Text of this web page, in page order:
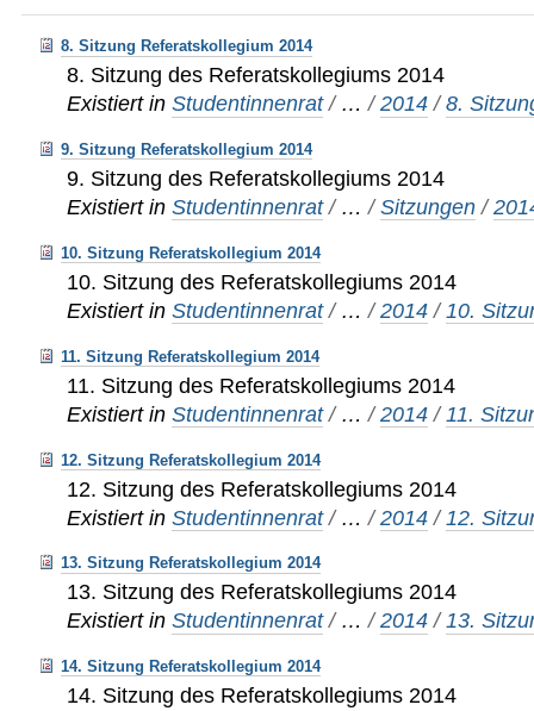
8. Sitzung Referatskollegium 2014
8. Sitzung des Referatskollegiums 2014
Existiert in Studentinnenrat / …/2014 /8.
9. Sitzung Referatskollegium 2014
9. Sitzung des Referatskollegiums 2014
Existiert in Studentinnenrat / …/Sitzungen /
10. Sitzung Referatskollegium 2014
10. Sitzung des Referatskollegiums 2014
Existiert in Studentinnenrat / …/2014 /10.
11. Sitzung Referatskollegium 2014
11. Sitzung des Referatskollegiums 2014
Existiert in Studentinnenrat / …/2014 / 11.
12. Sitzung Referatskollegium 2014
12. Sitzung des Referatskollegiums 2014
Existiert in Studentinnenrat / …/2014 / 12.
13. Sitzung Referatskollegium 2014
13. Sitzung des Referatskollegiums 2014
Existiert in Studentinnenrat / …/2014 /13.
14. Sitzung Referatskollegium 2014
14. Sitzung des Referatskollegiums 2014